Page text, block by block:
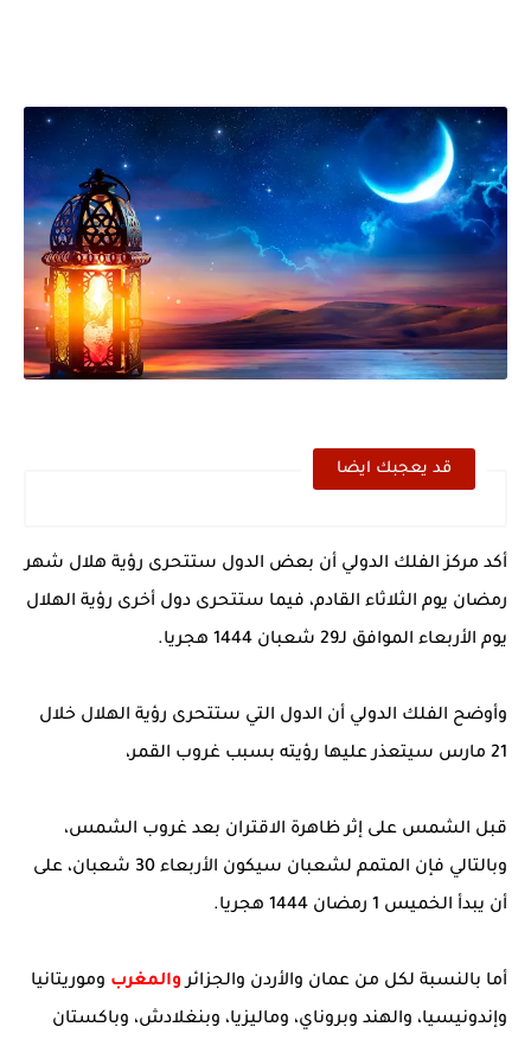
قد يعجبك ايضا
أكد مركز الفلك الدولي أن بعض الدول ستتحرى رؤية هلال شهر
رمضان يوم الثلاثاء القادم، فيما ستتحرى دول أخرى رؤية الهلال
يوم الأربعاء الموافق لـ29 شعبان 1444 هجريا.
وأوضح الفلك الدولي أن الدول التي ستتحرى رؤية الهلال خلال
21 مارس سيتعذر عليها رؤيته بسبب غروب القمر،
قبل الشمس على إثر ظاهرة الاقتران بعد غروب الشمس،
وبالتالي فإن المتمم لشعبان سيكون الأربعاء 30 شعبان، على
أن يبدأ الخميس 1 رمضان 1444 هجريا.
أما بالنسبة لكل من عمان والأردن والجزائروالمغرب وموريتانيا
وإندونيسيا، والهند وبروناي، وماليزيا، وبنغلادش، وباكستان